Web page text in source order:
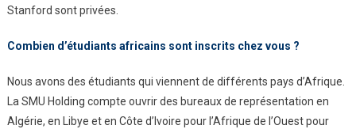
Stanford sont privées.
Combien d’étudiants africains sont inscrits chez vous ?
Nous avons des étudiants qui viennent de différents pays d’Afrique.
La SMU Holding compte ouvrir des bureaux de représentation en
Algérie, en Libye et en Côte d’Ivoire pour l’Afrique de l’Ouest pour